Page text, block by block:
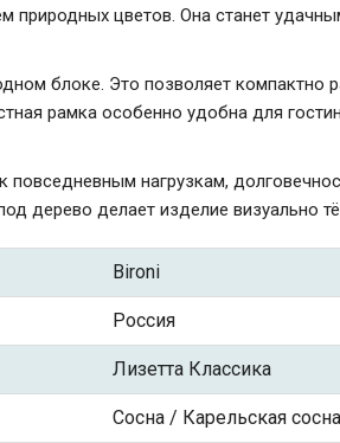
цветов. Она станет
блоке. Это позволяет
рамка особенно удобна для
повседневным нагрузкам,
дерево делает изделие визуально
Bironi
Россия
Лизетта Классика
Сосна / Карельская сосна